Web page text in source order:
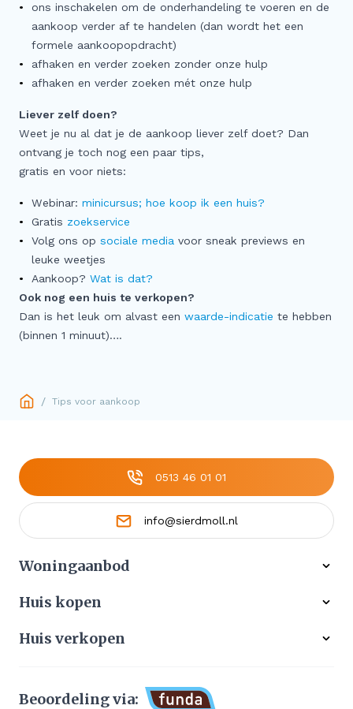
ons inschakelen om de onderhandeling te voeren en de
aankoop verder af te handelen (dan wordt het een
formele aankoopopdracht)
afhaken en verder zoeken zonder onze hulp
afhaken en verder zoeken mét onze hulp
Liever zelf doen?
Weet je nu al dat je de aankoop liever zelf doet? Dan
ontvang je toch nog een paar tips,
gratis en voor niets:
Webinar: minicursus; hoe koop ik een huis?
Gratis zoekservice
Volg ons op sociale media voor sneak previews en
leuke weetjes
Aankoop? Wat is dat?
Ook nog een huis te verkopen?
Dan is het leuk om alvast een waarde-indicatie te hebben
(binnen 1 minuut)….
/ Tips voor aankoop
Woningaanbod
Aangekocht
Huis kopen
Huis verkopen
Stille verkoop
0513 46 01 01
info@sierdmoll.nl
Beoordeling via: